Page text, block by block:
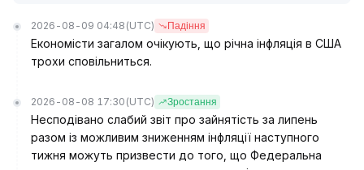
2026-08-09 04:48 (UTC) Падіння
Економісти загалом очікують, що річна інфляція в США
трохи сповільниться.
2026-08-08 17:30 (UTC) Зростання
Несподівано слабий звіт про зайнятість за липень
разом із можливим зниженням інфляції наступного
тижня можуть призвести до того, що Федеральна